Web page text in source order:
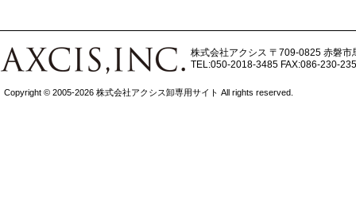
株式会社アクシス 〒709-0825 赤磐市
TEL:050-2018-3485 FAX:086-230-
Copyright © 2005-2026 株式会社アクシス卸専用サイト All rights reserved.